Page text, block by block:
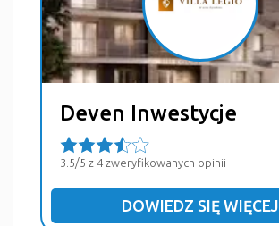
Deven Inwestycje
3.5/5 z 4 zweryfikowanych opinii
DOWIEDZ SIĘ WIĘCEJ